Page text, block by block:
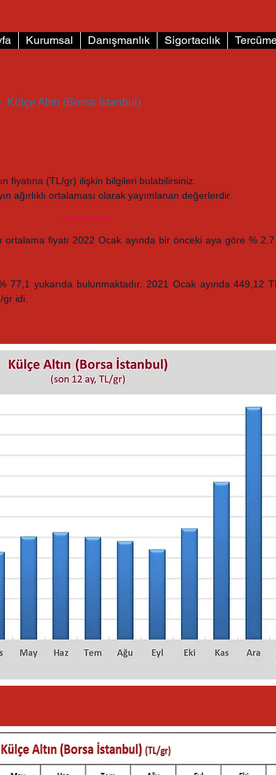
Kurumsal Danışmanlık Sigortacılık
Külçe Altın (Borsa İstanbul)
fiyatına (TL/gr) ilişkin bilgileri bulabilirsiniz.
ağırlıklı ortalaması olarak yayımlanan değerlerdir.
ortalama fiyatı 2022 Ocak ayında bir önceki aya göre %
77,1 yukarıda bulunmaktadır. 2021 Ocak ayında 449,12
idi.